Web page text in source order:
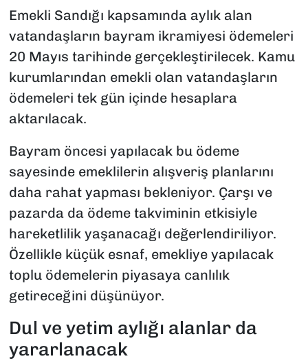
Emekli Sandığı kapsamında aylık alan
vatandaşların bayram ikramiyesi ödemeleri
20 Mayıs tarihinde gerçekleştirilecek. Kamu
kurumlarından emekli olan vatandaşların
ödemeleri tek gün içinde hesaplara
aktarılacak.
Bayram öncesi yapılacak bu ödeme
sayesinde emeklilerin alışveriş planlarını
daha rahat yapması bekleniyor. Çarşı ve
pazarda da ödeme takviminin etkisiyle
hareketlilik yaşanacağı değerlendiriliyor.
Özellikle küçük esnaf, emekliye yapılacak
toplu ödemelerin piyasaya canlılık
getireceğini düşünüyor.
Dul ve yetim aylığı alanlar da
yararlanacak